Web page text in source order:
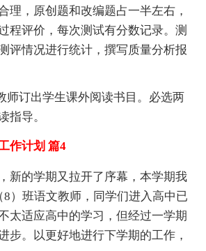
理，原创题和改编题占一半左右，
程评价，每次测试有分数记录。测
评情况进行统计，撰写质量分析报
师订出学生课外阅读书目。必选两
指导。
计划 篇4
新的学期又拉开了序幕，本学期我
）班语文教师，同学们进入高中已
太适应高中的学习，但经过一学期
步。以更好地进行下学期的工作，